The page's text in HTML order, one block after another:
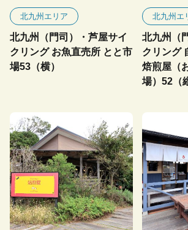
北九州エリア
北九州（門司）・芦屋サイ
クリング お魚直売所 とと市
場53（横）
北九州エ
北九州（
クリング
焙煎屋（
場）52（